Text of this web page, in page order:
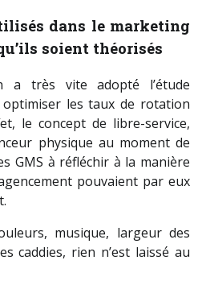
dans le marketing
soient théorisés
a très vite adopté l’étude
les taux de rotation
le concept de libre-service,
physique au moment de
GMS à réfléchir à la manière
pouvaient par eux
musique, largeur des
caddies, rien n’est laissé au